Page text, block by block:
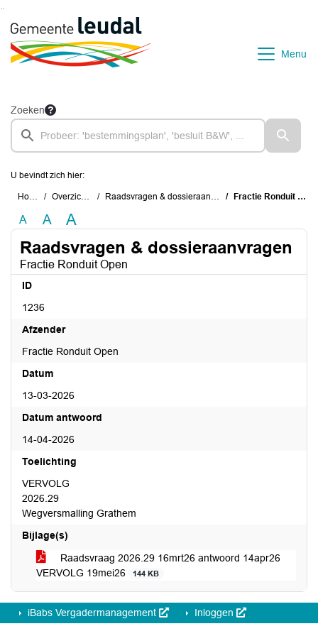
Ga naar de inhoud van deze pagina
Menu
Zoeken
U bevindt zich hier:
Home Overzichten Raadsvragen & dossieraanvragen Fractie Ronduit Open
A A A
Raadsvragen & dossieraanvragen
Fractie Ronduit Open
ID
1236
Afzender
Fractie Ronduit Open
Datum
13-03-2026
Datum antwoord
14-04-2026
Toelichting
VERVOLG
2026.29
Wegversmalling Grathem
Bijlage(s)
Raadsvraag 2026.29 16mrt26 antwoord 14apr26
VERVOLG 19mei26
144 KB
iBabs Vergadermanagement Inloggen